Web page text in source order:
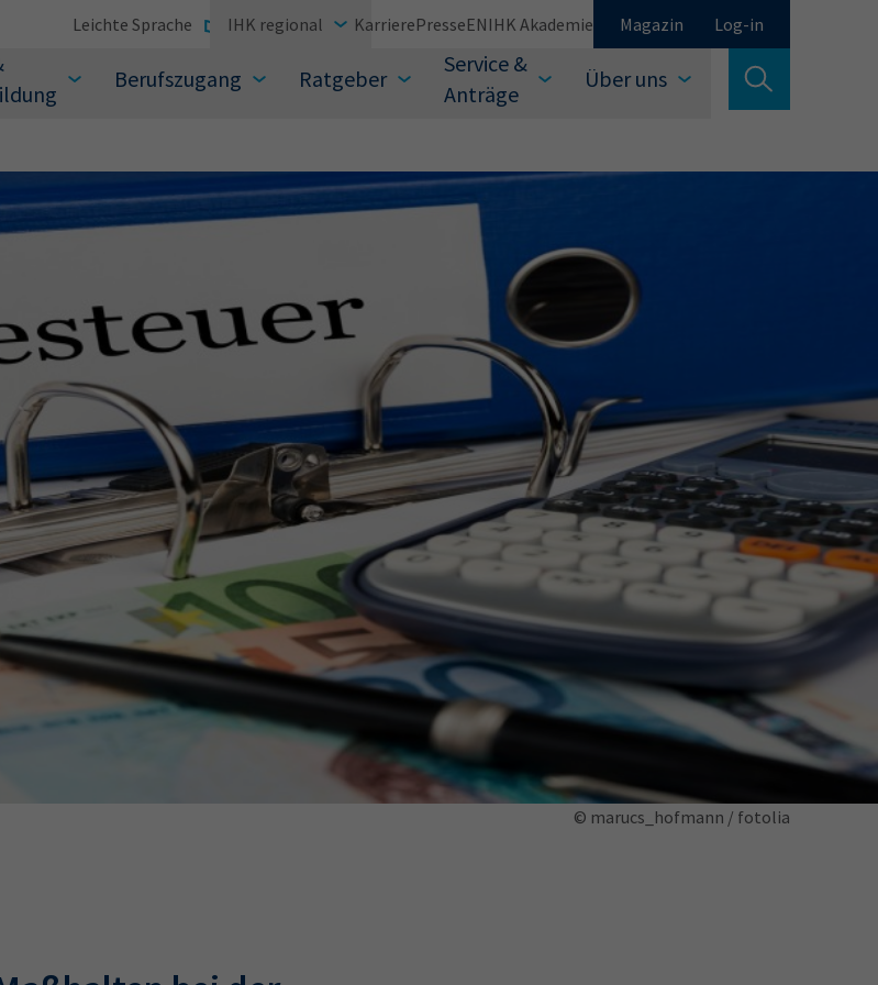
Berufszugang Ratgeber
Service &
Anträge
Über uns
Leichte Sprache IHK regional KarrierePresseEN IHK Akademie Magazin Log-in
Schließen
Suche verlassen
Suchen
den meistgesuchten Begriffen vorauswählen
Fachwirt AdA 34d
Prüfungstermine
Negativerklärung Sachkundeprüfung
Berichtsheft
Prüfbericht
© marucs_hofmann / fotolia